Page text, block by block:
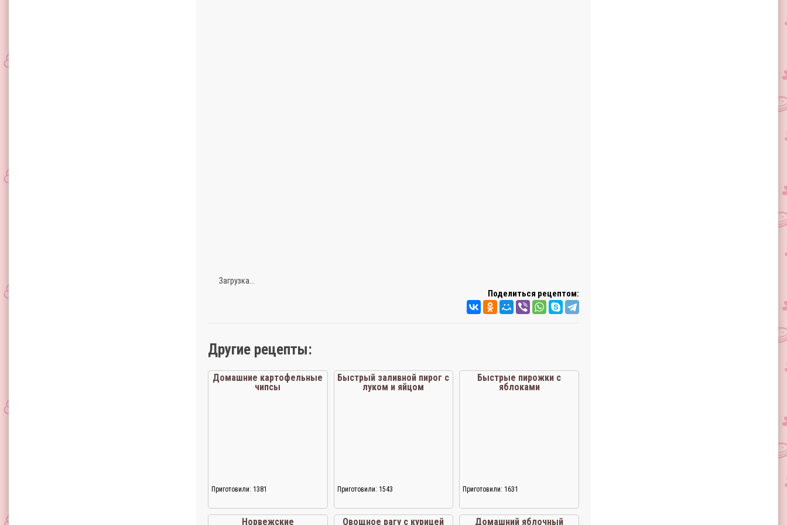
Загрузка...
Поделиться рецептом:
Другие рецепты:
Домашние картофельные
чипсы
Приготовили: 1381
Быстрый заливной пирог с
луком и яйцом
Приготовили: 1543
Быстрые пирожки с
яблоками
Приготовили: 1631
Норвежские Овощное рагу с курицей Домашний яблочный